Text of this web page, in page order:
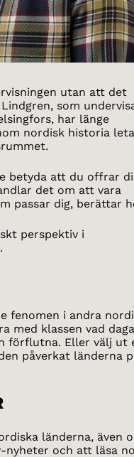
utan att det
som
har länge
nordisk historia
betyda att du offrar
det om att vara
passar dig, berättar
perspektiv i
fenomen i andra
med klassen vad
förflutna. Eller välj ut
påverkat länderna
länderna, även
nyheter och att läsa